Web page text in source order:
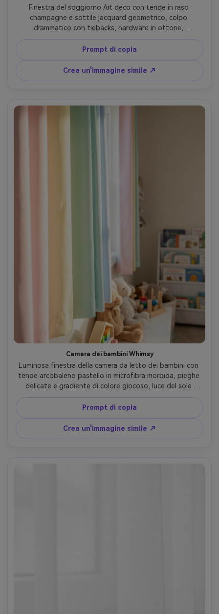
Finestra del soggiorno Art deco con tende in raso
champagne e sottile jacquard geometrico, colpo
drammatico con tiebacks, hardware in ottone,
illuminazione umorosa in stile studio con forti punti
salienti sul tessuto, pareti scure e accenti a specchio
leggermente sfocati, Nikon Z9, 50 mm, f/1.8, cornice per
ritratti interni cinematografici, lucentezza e drappa ultra-
realistiche-AR 4:5
Prompt di copia
Crea un'immagine simile ↗
Camera dei bambini Whimsy
Luminosa finestra della camera da letto dei bambini con
tende arcobaleno pastello in microfibra morbida, pieghe
delicate e gradiente di colore giocoso, luce del sole
mattutina che crea un bagliore allegro, giocattoli e
libreria in sfondo, scattato su Sony A7IV, 24mm, f/3.5,
fotografia pulita di stile di vita di famiglia, tessuto
fotorealistico trama e cuciture- -ar 4:5
Prompt di copia
Crea un'immagine simile ↗